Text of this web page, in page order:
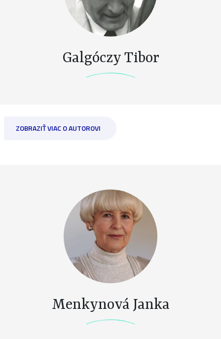
Galgóczy Tibor
ZOBRAZIŤ VIAC O AUTOROVI
Menkynová Janka